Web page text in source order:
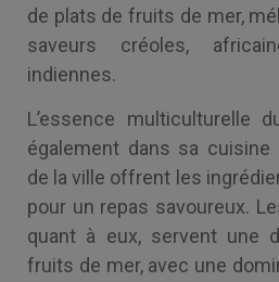
de plats de fruits de mer,
saveurs créoles,
indiennes.
L’essence multiculturelle
également dans sa cuisine
de la ville offrent les
pour un repas savoureux.
quant à eux, servent une
fruits de mer, avec une